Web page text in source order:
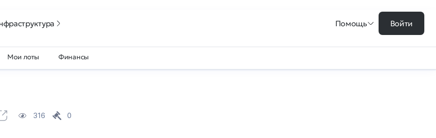
Помощь Войти
Мои лоты Финансы
316 0